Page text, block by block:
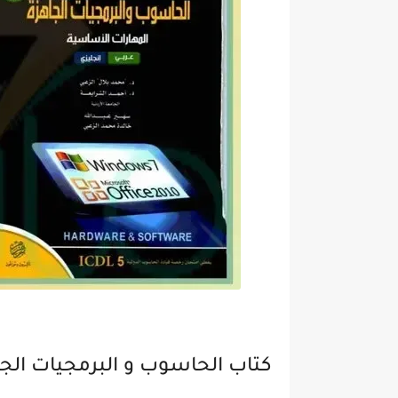
كتاب الحاسوب و البرمجيات